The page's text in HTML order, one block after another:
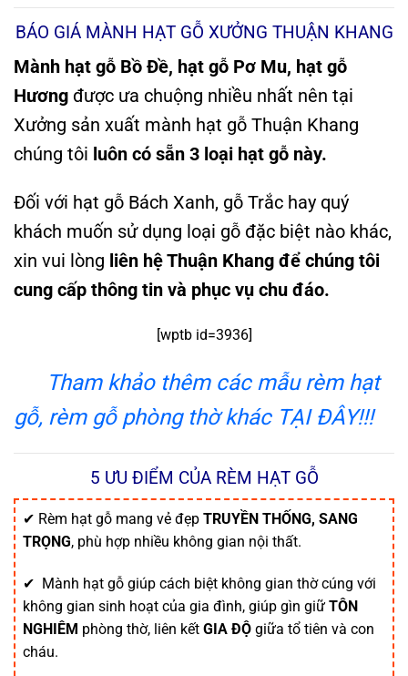
BÁO GIÁ MÀNH HẠT GỖ XƯỞNG THUẬN KHANG
Mành hạt gỗ Bồ Đề, hạt gỗ Pơ Mu, hạt gỗ
Hương được ưa chuộng nhiều nhất nên tại
Xưởng sản xuất mành hạt gỗ Thuận Khang
chúng tôi luôn có sẵn 3 loại hạt gỗ này.
Đối với hạt gỗ Bách Xanh, gỗ Trắc hay quý
khách muốn sử dụng loại gỗ đặc biệt nào khác,
xin vui lòng liên hệ Thuận Khang để chúng tôi
cung cấp thông tin và phục vụ chu đáo.
[wptb id=3936]
Tham khảo thêm các mẫu rèm hạt
gỗ, rèm gỗ phòng thờ khác TẠI ĐÂY!!!
5 ƯU ĐIỂM CỦA RÈM HẠT GỖ
✔ Rèm hạt gỗ mang vẻ đẹp TRUYỀN THỐNG, SANG
TRỌNG, phù hợp nhiều không gian nội thất.
✔ Mành hạt gỗ giúp cách biệt không gian thờ cúng với
không gian sinh hoạt của gia đình, giúp gìn giữ TÔN
NGHIÊM phòng thờ, liên kết GIA ĐỘ giữa tổ tiên và con
cháu.